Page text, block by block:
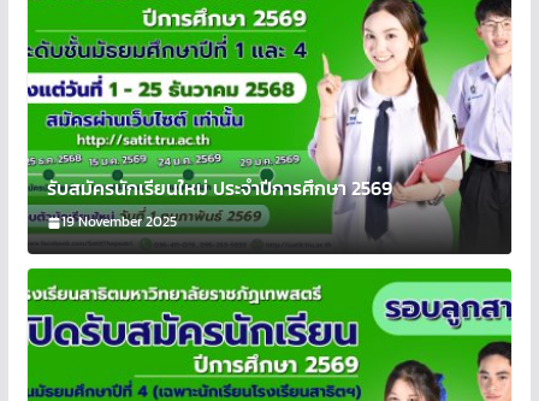
รับสมัครนักเรียนใหม่ ประจำปีการศึกษา 2569
19 November 2025